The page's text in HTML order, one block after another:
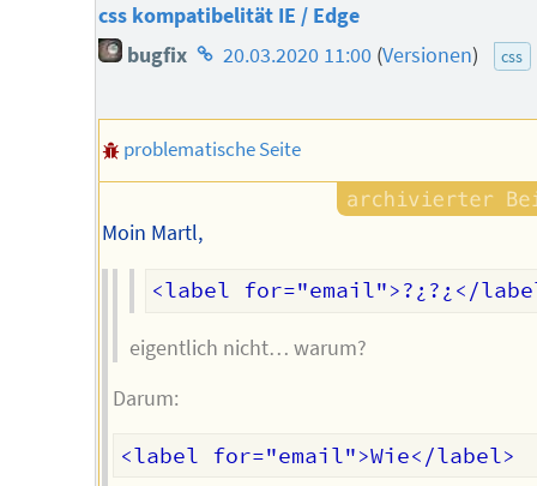
css kompatibelität IE / Edge
bugfix Homepage
Autors
20.03.2020 11:00 (Versionen) css
problematische Seite
Moin Martl,
eigentlich nicht… warum?
Darum: